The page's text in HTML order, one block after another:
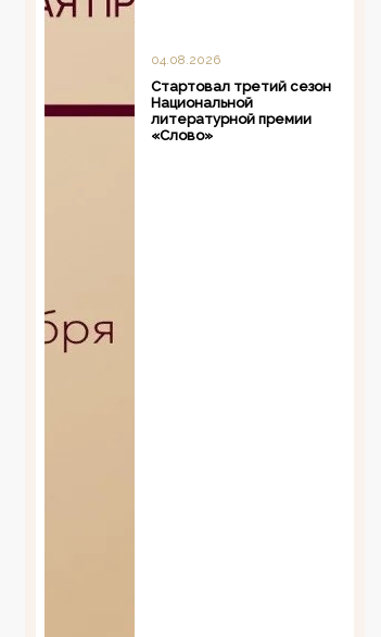
04.08.2026
Стартовал третий сезон
Национальной
литературной премии
«Слово»